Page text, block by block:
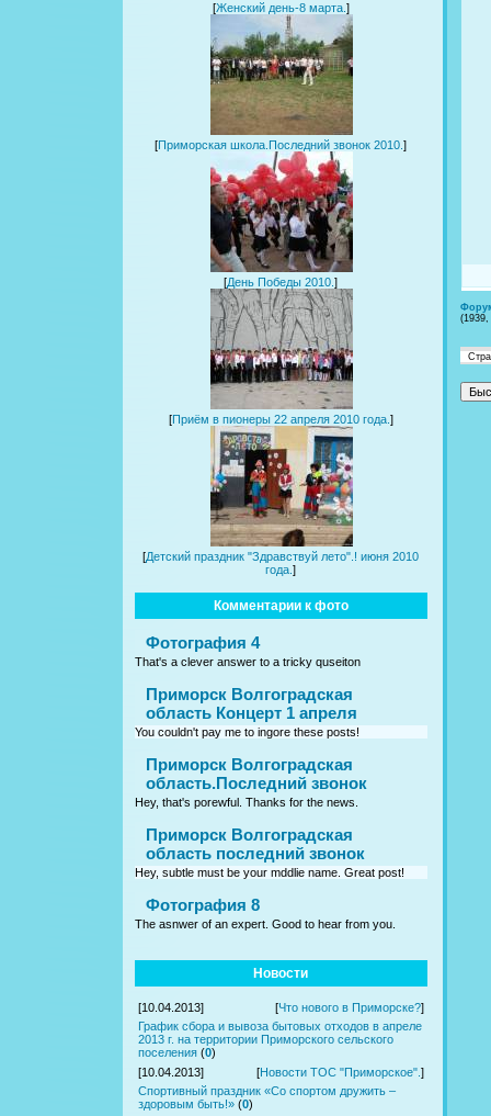
[Женский день-8 марта. ]
[Приморская школа.Последний звонок 2010.]
[День Победы 2010.]
[Приём в пионеры 22 апреля 2010 года. ]
[Детский праздник "Здравствуй лето".! июня 2010
года.]
Комментарии к фото
Фотография 4
That's a clever answer to a tricky quseiton
Приморск Волгоградская
область Концерт 1 апреля
You couldn't pay me to ingore these posts!
Приморск Волгоградская
область.Последний звонок
Hey, that's porewful. Thanks for the news.
Приморск Волгоградская
область последний звонок
Hey, subtle must be your mddlie name. Great post!
Фотография 8
The asnwer of an expert. Good to hear from you.
Новости
[10.04.2013] [Что нового в Приморске?]
График сбора и вывоза бытовых отходов в апреле
2013 г. на территории Приморского сельского
поселения (0)
[10.04.2013]
[Новости ТОС "Приморское". ]
Спортивный праздник «Со спортом дружить –
здоровым быть!» (0)
(1939,